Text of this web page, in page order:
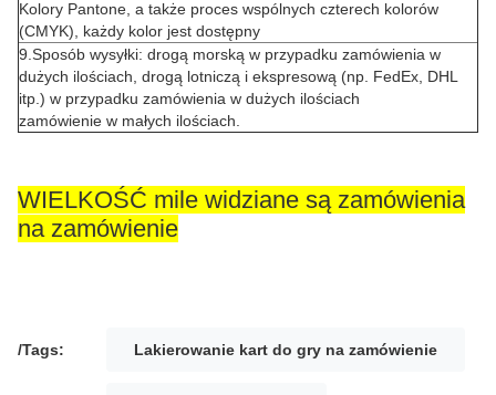
Kolory Pantone, a także proces wspólnych czterech kolorów
(CMYK), każdy kolor jest dostępny
9.Sposób wysyłki: drogą morską w przypadku zamówienia w
dużych ilościach, drogą lotniczą i ekspresową (np. FedEx, DHL
itp.) w przypadku zamówienia w dużych ilościach
zamówienie w małych ilościach.
WIELKOŚĆ mile widziane są zamówienia
na zamówienie
/Tags: Lakierowanie kart do gry na zamówienie